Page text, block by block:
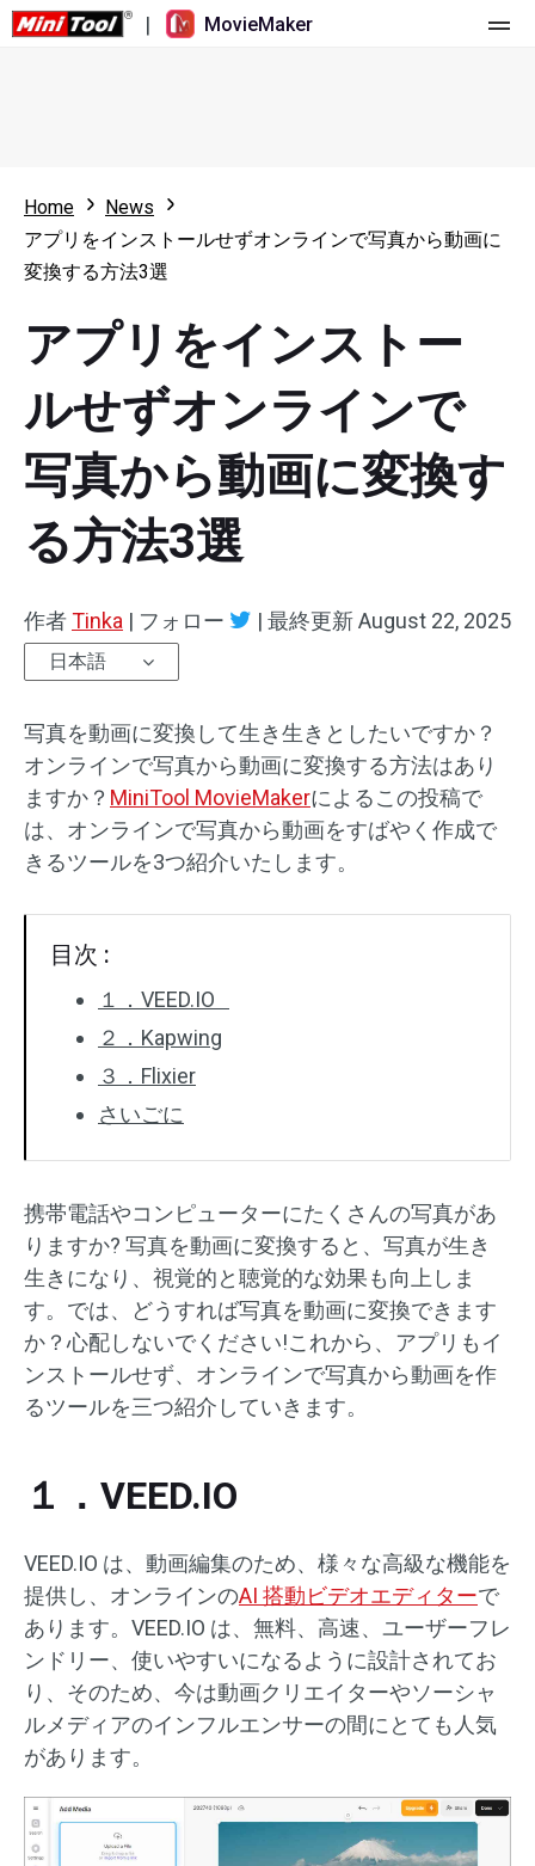
| MovieMaker
更新履歴
マルチトラック動画編集
アスペクト比
速度変更/リバース
トリミング/スプリット/クロップ
テキスト/エレメント
動画色調整
回転/反転
バッチ処理
透かしなし
リソース
ビデオ編集のヒント
画面録画ツール
動画変換ツール
オンライン動画ダウンロード ツール
Home
News
アプリをインストールせずオンラインで写真から動画に
変換する方法3選
アプリをインストー
ルせずオンラインで
写真から動画に変換す
る方法3選
作者Tinka | フォロー | 最終更新August 22, 2025
日本語
写真を動画に変換して生き生きとしたいですか？
オンラインで写真から動画に変換する方法はあり
ますか？ MiniTool MovieMakerによるこの投稿で
は、オンラインで写真から動画をすばやく作成で
きるツールを3つ紹介いたします。
目次 :
１．VEED.IO
２．Kapwing
３．Flixier
さいごに
携帯電話やコンピューターにたくさんの写真があ
りますか? 写真を動画に変換すると、写真が生き
生きになり、視覚的と聴覚的な効果も向上しま
す。では、どうすれば写真を動画に変換できます
か？心配しないでください!これから、アプリもイ
ンストールせず、オンラインで写真から動画を作
るツールを三つ紹介していきます。
１．VEED.IO
VEED.IO は、動画編集のため、様々な高級な機能を
提供し、オンラインのAI 搭動ビデオエディターで
あります。VEED.IO は、無料、高速、ユーザーフレ
ンドリー、使いやすいになるように設計されてお
り、そのため、今は動画クリエイターやソーシャ
ルメディアのインフルエンサーの間にとても人気
があります。